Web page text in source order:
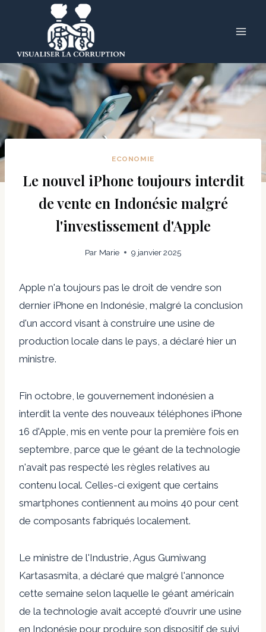
ECONOMIE
Le nouvel iPhone toujours interdit
de vente en Indonésie malgré
l'investissement d'Apple
Par Marie 9 janvier 2025
Apple n'a toujours pas le droit de vendre son
dernier iPhone en Indonésie, malgré la conclusion
d'un accord visant à construire une usine de
production locale dans le pays, a déclaré hier un
ministre.
Fin octobre, le gouvernement indonésien a
interdit la vente des nouveaux téléphones iPhone
16 d'Apple, mis en vente pour la première fois en
septembre, parce que le géant de la technologie
n'avait pas respecté les règles relatives au
contenu local. Celles-ci exigent que certains
smartphones contiennent au moins 40 pour cent
de composants fabriqués localement.
Le ministre de l'Industrie, Agus Gumiwang
Kartasasmita, a déclaré que malgré l'annonce
cette semaine selon laquelle le géant américain
de la technologie avait accepté d'ouvrir une usine
en Indonésie pour produire son dispositif de suivi